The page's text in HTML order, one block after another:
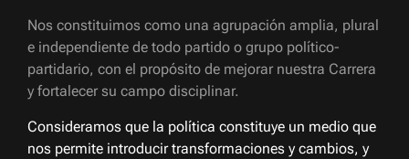
Nos constituimos como una agrupación amplia, plural
e independiente de todo partido o grupo político-
partidario, con el propósito de mejorar nuestra Carrera
y fortalecer su campo disciplinar.
Consideramos que la política constituye un medio que
nos permite introducir transformaciones y cambios, y